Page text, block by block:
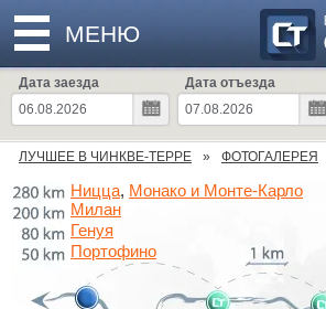
МЕНЮ
Дата заезда
Дата отъезда
ЛУЧШЕЕ В ЧИНКВЕ-ТЕРРЕ ФОТОГАЛЕРЕЯ
Генуя
Милан
Ницца, Монако и Монте-Карло
Портофино